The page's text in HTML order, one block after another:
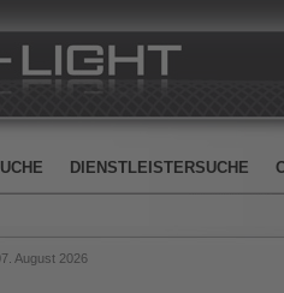
DIENSTLEISTERSUCHE
August 2026